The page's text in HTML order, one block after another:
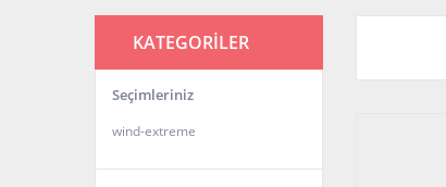
KATEGORİLER
Seçimleriniz
wind-extreme